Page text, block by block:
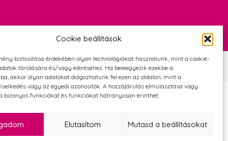
Cookie beállítások
biztosítása érdekében olyan technológiákat használunk, mint a cookie-
tárolására és/vagy eléréséhez. Ha beleegyezik ezekbe a
akkor olyan adatokat dolgozhatunk fel ezen az oldalon, mint a
vagy az egyedi azonosítók. A hozzájárulás elmulasztása vagy
bizonyos funkciókat és funkciókat hátrányosan érinthet.
Elutasítom Mutasd a beállításokat
FeltételekAdatvédelmi és cookie tájékoztató